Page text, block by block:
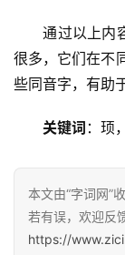
通过以上内容
很多，它们在不
些同音字，有助
关键词 ：顼
本文由“字词网”
若有误，欢迎反
https://